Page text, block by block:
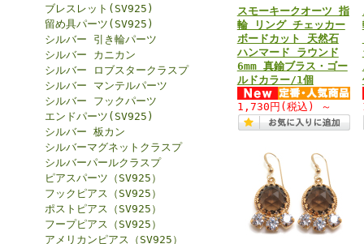
ブレスレット(SV925)
留め具パーツ(SV925)
シルバー 引き輪パーツ
シルバー カニカン
シルバー ロブスタークラスプ
シルバー マンテルパーツ
シルバー フックパーツ
エンドパーツ(SV925)
シルバー 板カン
シルバーマグネットクラスプ
シルバーパールクラスプ
ピアスパーツ（SV925）
フックピアス（SV925）
ポストピアス（SV925）
フープピアス（SV925）
アメリカンピアス（SV925）
スモーキークオーツ 指
輪 リング チェッカー
ボードカット 天然石
ハンマード ラウンド
6mm 真鍮ブラス・ゴー
ルドカラー/1個
1,730円 (税込) ～